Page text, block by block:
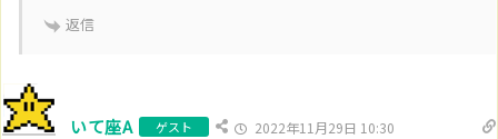
返信
いて座A ゲスト 2022年11月29日 10:30